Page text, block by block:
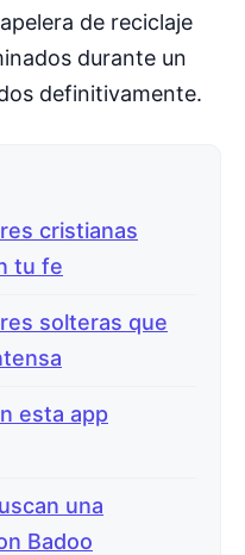
de reciclaje
durante un
definitivamente.
cristianas
tu fe
solteras que
esta app
una
Badoo